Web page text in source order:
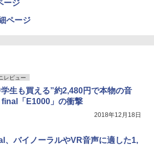
ージ
ページ
レビュー
学生も買える”約2,480円で本物の音
final「E1000」の衝撃
2018年12月18日
、バイノーラルやVR音声に適した1,